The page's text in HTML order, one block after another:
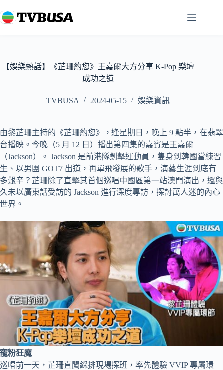
至
【娛樂熱話】《芷珊約您》王嘉爾大方分享 K-Pop 樂壇
成功之道
TVBUSA 2024-05-15 娛樂資訊
由黎芷珊主持的《芷珊約您》，逢星期日，晚上 9 點半，在翡翠
台播映。今晚（5 月 12 日）播出第四集的嘉賓是王嘉爾
（Jackson）。 Jackson 是前港隊劍擊運動員，隻身到韓國當練習
生、以男團 GOT7 出道，再單飛發展的歌手，演藝生涯到底有
多艱辛？芷珊除了直擊其首個巡唱中國區第一站澳門演出，還與
久未以廣東話受訪的 Jackson 進行深度專訪，探討萬人迷的內心
世界。
寵粉狂魔
巡唱前一天，芷珊直闖綵排現場探班，率先體驗 VVIP 專屬環